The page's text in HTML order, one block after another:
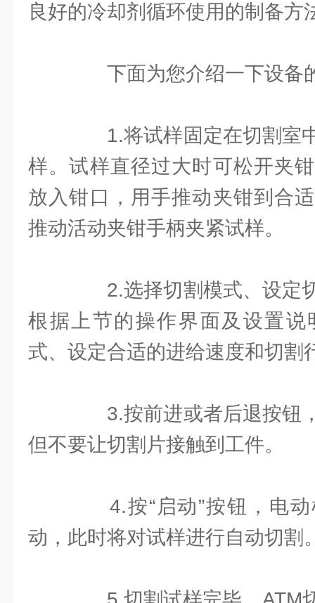
良好的冷却剂循环使用的制备方
下面为您介绍一下设备
1.将试样固定在切割室
样。试样直径过大时可松开夹
放入钳口，用手推动夹钳到合
推动活动夹钳手柄夹紧试样。
2.选择切割模式、设定
根据上节的操作界面及设置说
式、设定合适的进给速度和切割
3.按前进或者后退按钮
但不要让切割片接触到工件。
4.按“启动”按钮，电动
动，此时将对试样进行自动切割